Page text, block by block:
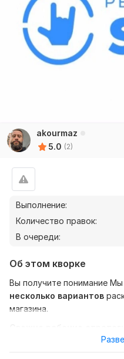
akourmaz
5.0 (2)
Выполнение:
Количество правок:
В очереди:
Об этом кворке
Вы получите понимание
несколько вариантов
магазина.
последних обновлений